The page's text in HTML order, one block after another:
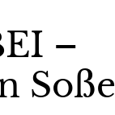
–
Soße